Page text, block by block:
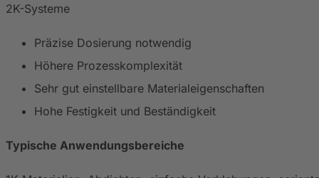
2K-Systeme
Präzise Dosierung notwendig
Höhere Prozesskomplexität
Sehr gut einstellbare Materialeigenschaften
Hohe Festigkeit und Beständigkeit
Typische Anwendungsbereiche